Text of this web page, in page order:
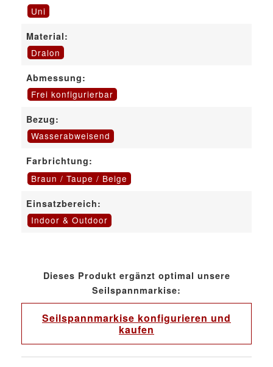
Uni
Material:
Dralon
Abmessung:
Frei konfigurierbar
Bezug:
Wasserabweisend
Farbrichtung:
Braun / Taupe / Beige
Einsatzbereich:
Indoor & Outdoor
Dieses Produkt ergänzt optimal unsere
Seilspannmarkise:
Seilspannmarkise konfigurieren und
kaufen